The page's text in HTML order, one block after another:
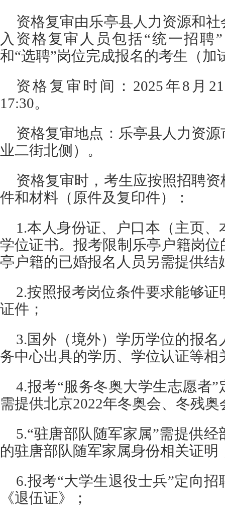
资格复审由乐亭县人力资源和
入资格复审人员包括“统一招聘
和“选聘”岗位完成报名的考生（加
资格复审时间：2025年8月21
17:30。
资格复审地点：乐亭县人力资
业二街北侧）。
资格复审时，考生应按照招聘
件和材料（原件及复印件）：
1.本人身份证、户口本（主页
学位证书。报考限制乐亭户籍岗
亭户籍的已婚报名人员另需提供结
2.按照报考岗位条件要求能够
证件；
3.国外（境外）学历学位的报
务中心出具的学历、学位认证等相
4.报考“服务冬奥大学生志愿者
需提供北京2022年冬奥会、冬残
5.“驻唐部队随军家属”需提供
的驻唐部队随军家属身份相关证明
6.报考“大学生退役士兵”定向
《退伍证》；